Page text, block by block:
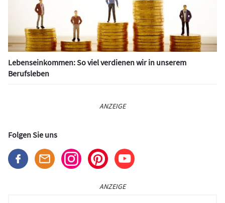
Lebenseinkommen: So viel verdienen wir in unserem
Berufsleben
ANZEIGE
Folgen Sie uns
ANZEIGE